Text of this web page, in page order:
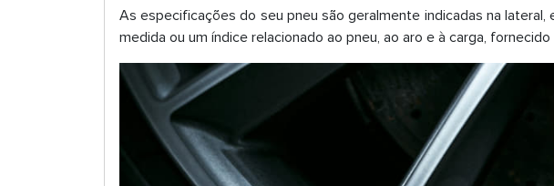
As especificações do seu pneu são geralmente indicadas na
medida ou um índice relacionado ao pneu, ao aro e à carga,